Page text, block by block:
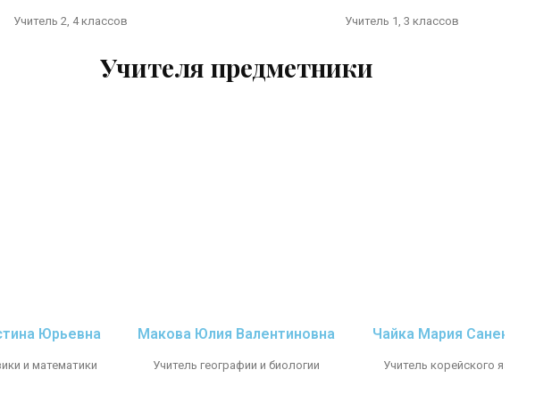
Учитель 2, 4 классов Учитель 1, 3 классов
Учителя предметники
Юрьевна
и математики
Макова Юлия Валентиновна
Учитель географии и биологии
Чайка Мария Саненовна
Учитель корейского языка